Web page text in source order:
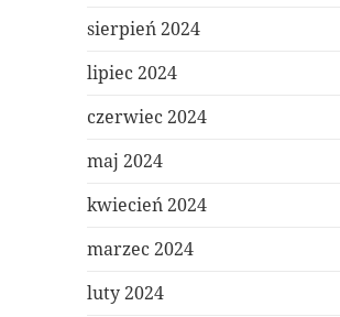
sierpień 2024
lipiec 2024
czerwiec 2024
maj 2024
kwiecień 2024
marzec 2024
luty 2024